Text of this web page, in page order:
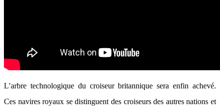
L’arbre technologique du croiseur britannique sera enfin achevé.
Ces navires royaux se distinguent des croiseurs des autres nations et